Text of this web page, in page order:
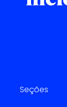
Seções